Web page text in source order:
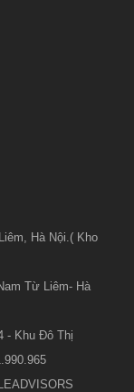
Hà Nội.( Kho
Từ Liêm- Hà
- Khu Đô Thị